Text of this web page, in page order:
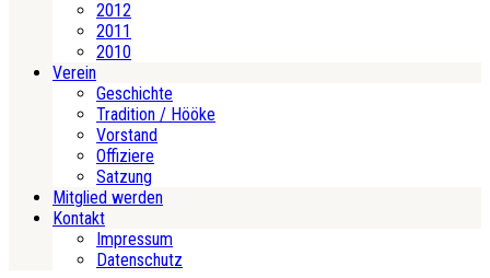
2012
2011
2010
Verein
Geschichte
Tradition / Hööke
Vorstand
Offiziere
Satzung
Mitglied werden
Kontakt
Impressum
Datenschutz